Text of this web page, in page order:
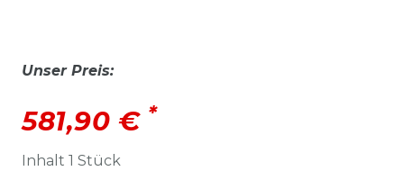
Unser Preis:
581,90 € *
Inhalt 1 Stück